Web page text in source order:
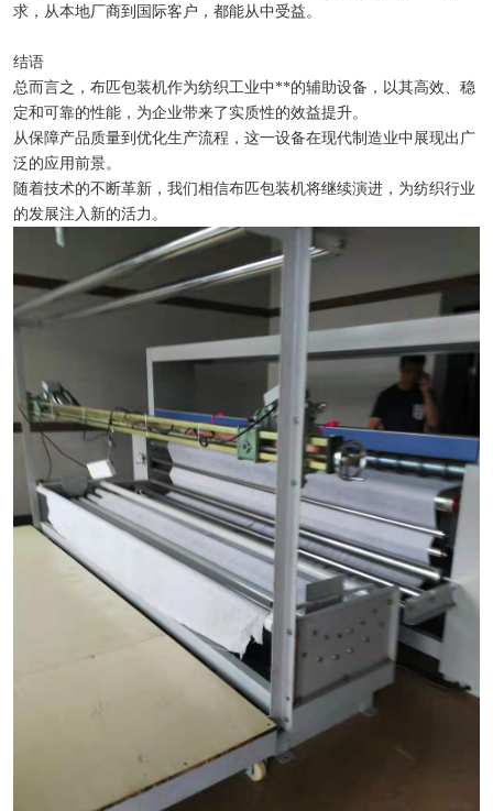
求，从本地厂商到国际客户，都能从中受益。
结语
总而言之，布匹包装机作为纺织工业中**的辅助设备，以其高效、稳
定和可靠的性能，为企业带来了实质性的效益提升。
从保障产品质量到优化生产流程，这一设备在现代制造业中展现出广
泛的应用前景。
随着技术的不断革新，我们相信布匹包装机将继续演进，为纺织行业
的发展注入新的活力。